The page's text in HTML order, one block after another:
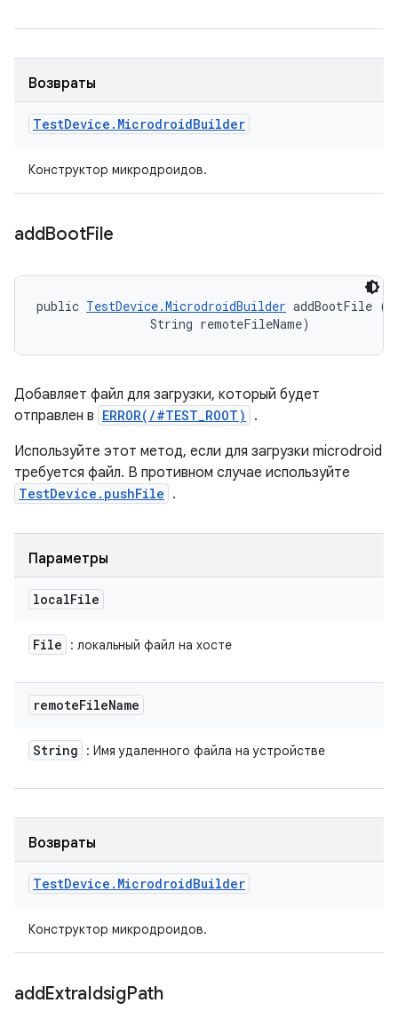
Возвраты
TestDevice . MicrodroidBuilder
Конструктор микродроидов.
addBootFile
public TestDevice.MicrodroidBuilder addBootFile
                String remoteFileName)
Добавляет файл для загрузки, который будет
отправлен в ERROR(/#TEST_ROOT)
.
Используйте этот метод, если для загрузки microdroid
требуется файл. В противном случае используйте
TestDevice.pushFile .
Параметры
localFile
File : локальный файл на хосте
remoteFileName
String : Имя удаленного файла на устройстве
Возвраты
TestDevice . MicrodroidBuilder
Конструктор микродроидов.
addExtraIdsigPath